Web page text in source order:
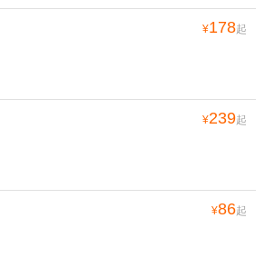
¥178起
¥239起
¥86起